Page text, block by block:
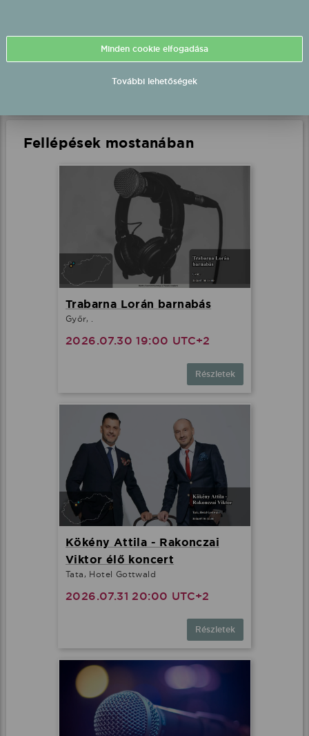
2026.08.08 22:30 UTC+2
Fellépések mostanában
Trabarna Lorán barnabás
Győr, .
2026.07.30 19:00 UTC+2
Részletek
Kökény Attila - Rakonczai
Viktor élő koncert
Tata, Hotel Gottwald
2026.07.31 20:00 UTC+2
Részletek
Minden cookie elfogadása
További lehetőségek